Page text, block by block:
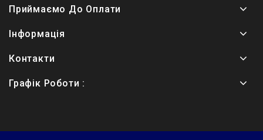
Приймаємо До Оплати
Інформація
Контакти
Графік Роботи :